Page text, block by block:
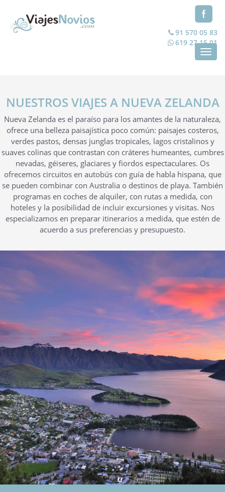
91 570 05 83
619 27 15 01
NUESTROS VIAJES A NUEVA ZELANDA
Nueva Zelanda es el paraíso para los amantes de la naturaleza,
ofrece una belleza paisajística poco común: paisajes costeros,
verdes pastos, densas junglas tropicales, lagos cristalinos y
suaves colinas que contrastan con cráteres humeantes, cumbres
nevadas, géiseres, glaciares y fiordos espectaculares. Os
ofrecemos circuitos en autobús con guía de habla hispana, que
se pueden combinar con Australia o destinos de playa. También
programas en coches de alquiler, con rutas a medida, con
hoteles y la posibilidad de incluir excursiones y visitas. Nos
especializamos en preparar itinerarios a medida, que estén de
acuerdo a sus preferencias y presupuesto.